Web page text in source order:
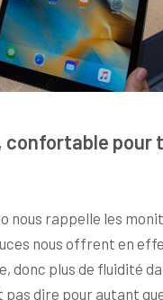
confortable pour
nous rappelle les
nous offrent en
donc plus de fluidité
pas dire pour autant